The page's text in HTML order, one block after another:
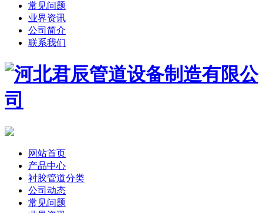
常见问题
业界资讯
公司简介
联系我们
网站首页
产品中心
衬胶管道分类
公司动态
常见问题